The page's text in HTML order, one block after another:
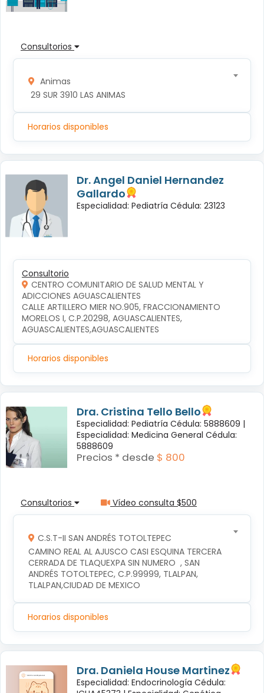
Consultorios
Animas
29 SUR 3910 LAS ANIMAS
Horarios disponibles
Dr. Angel Daniel Hernandez
Gallardo
Especialidad: Pediatría Cédula: 23123
Consultorio
CENTRO COMUNITARIO DE SALUD MENTAL Y
ADICCIONES AGUASCALIENTES
CALLE ARTILLERO MIER NO.905, FRACCIONAMIENTO
MORELOS I, C.P.20298, AGUASCALIENTES,
AGUASCALIENTES,AGUASCALIENTES
Horarios disponibles
Dra. Cristina Tello Bello
Especialidad: Pediatría Cédula: 5888609 |
Especialidad: Medicina General Cédula:
5888609
Precios * desde $ 800
Consultorios Vídeo consulta $500
C.S.T-II SAN ANDRÉS TOTOLTEPEC
CAMINO REAL AL AJUSCO CASI ESQUINA TERCERA
CERRADA DE TLAQUEXPA SIN NUMERO  , SAN
ANDRÉS TOTOLTEPEC, C.P.99999, TLALPAN,
TLALPAN,CIUDAD DE MEXICO
Horarios disponibles
Dra. Daniela House Martinez
Especialidad: Endocrinología Cédula: